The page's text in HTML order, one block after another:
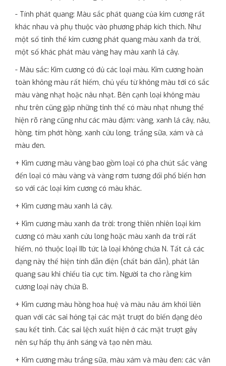
- Tính phát quang: Màu sắc phát quang của kim cương rất
khác nhau và phụ thuộc vào phương pháp kích thích. Như
một số tinh thể kim cương phát quang màu xanh da trời,
một số khác phát màu vàng hay màu xanh lá cây.
- Màu sắc: Kim cương có đủ các loại màu. Kim cương hoàn
toàn không màu rất hiếm, chủ yếu từ không màu tới có sắc
màu vàng nhạt hoặc nâu nhạt. Bên cạnh loại không màu
như trên cũng gặp những tinh thể có màu nhạt nhưng thể
hiện rõ ràng cũng như các màu đậm: vàng, xanh lá cây, nâu,
hồng, tím phớt hồng, xanh cửu long, trắng sữa, xám và cả
màu đen.
+ Kim cương màu vàng bao gồm loại có pha chút sắc vàng
đến loại có màu vàng và vàng rơm tương đối phổ biến hơn
so với các loại kim cương có màu khác.
+ Kim cương màu xanh lá cây.
+ Kim cương màu xanh da trời: trong thiên nhiên loại kim
cương có màu xanh cửu long hoặc màu xanh da trời rất
hiếm, nó thuộc loại IIb tức là loại không chứa N. Tất cả các
dạng này thể hiện tính dẫn điện (chất bán dẫn), phát lân
quang sau khi chiếu tia cực tím. Người ta cho rằng kim
cương loại này chứa B.
+ Kim cương màu hồng hoa huệ và màu nâu ám khói liên
quan với các sai hỏng tại các mặt trượt do biến dạng dẻo
sau kết tinh. Các sai lệch xuất hiện ở các mặt trượt gây
nên sự hấp thụ ánh sáng và tạo nên màu.
+ Kim cương màu trắng sữa, màu xám và màu đen: các vân